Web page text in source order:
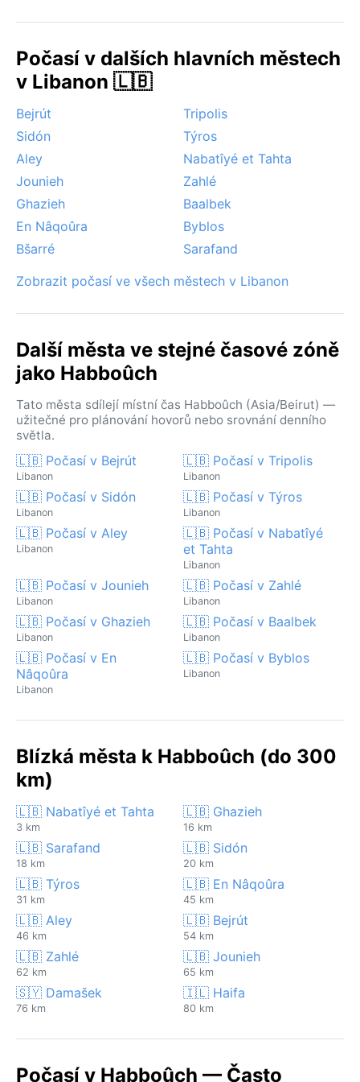
přívalové deště a lokální záplavy, zejména v údolí, kde
chladný vítr vanoucí z horských svahů. Hurikány se
zde nevyskytují. Habboûch tak nabízí klidné útočiště
Počasí v dalších hlavních městech
v Libanon 🇱🇧
Bejrút
Tripolis
Sidón
Týros
Aley
Nabatîyé et Tahta
Jounieh
Zahlé
Ghazieh
Baalbek
En Nâqoûra
Byblos
Bšarré
Sarafand
Zobrazit počasí ve všech městech v Libanon
Další města ve stejné časové zóně
jako Habboûch
Tato města sdílejí místní čas Habboûch (Asia/Beirut) —
užitečné pro plánování hovorů nebo srovnání denního
světla.
🇱🇧 Počasí v Bejrút
Libanon
🇱🇧 Počasí v Tripolis
Libanon
🇱🇧 Počasí v Sidón
Libanon
🇱🇧 Počasí v Týros
Libanon
🇱🇧 Počasí v Aley
Libanon
🇱🇧 Počasí v Nabatîyé
et Tahta
Libanon
🇱🇧 Počasí v Jounieh
Libanon
🇱🇧 Počasí v Zahlé
Libanon
🇱🇧 Počasí v Ghazieh
Libanon
🇱🇧 Počasí v Baalbek
Libanon
🇱🇧 Počasí v En
Nâqoûra
Libanon
🇱🇧 Počasí v Byblos
Libanon
Blízká města k Habboûch (do 300
km)
🇱🇧 Nabatîyé et Tahta
3 km
🇱🇧 Ghazieh
16 km
🇱🇧 Sarafand
18 km
🇱🇧 Sidón
20 km
🇱🇧 Týros
31 km
🇱🇧 En Nâqoûra
45 km
🇱🇧 Aley
46 km
🇱🇧 Bejrút
54 km
🇱🇧 Zahlé
62 km
🇱🇧 Jounieh
65 km
🇸🇾 Damašek
76 km
🇮🇱 Haifa
80 km
Počasí v Habboûch — Často